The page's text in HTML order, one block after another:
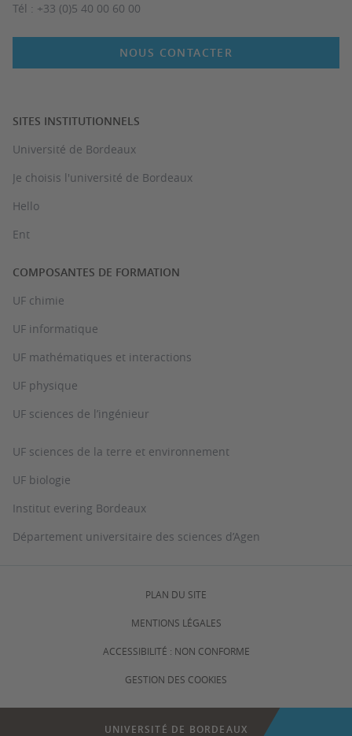
Tél : +33 (0)5 40 00 60 00
NOUS CONTACTER
SITES INSTITUTIONNELS
Université de Bordeaux
Je choisis l'université de Bordeaux
Hello
Ent
COMPOSANTES DE FORMATION
UF chimie
UF informatique
UF mathématiques et interactions
UF physique
UF sciences de l’ingénieur
UF sciences de la terre et environnement
UF biologie
Institut evering Bordeaux
Département universitaire des sciences d’Agen
PLAN DU SITE
MENTIONS LÉGALES
ACCESSIBILITÉ : NON CONFORME
GESTION DES COOKIES
UNIVERSITÉ DE BORDEAUX